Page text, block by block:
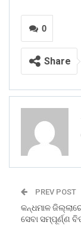
0
Share
PREV POST
କନ୍ଧମାଳ
ସେବା ସମ୍ପୂର୍ଣ୍ଣ